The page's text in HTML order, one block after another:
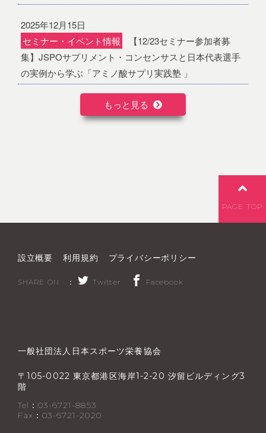
2025年12月15日
セミナー・イベント情報
【12/23セミナー参加者募
集】JSPOサプリメント・コンセンサスと日本代表選手
の実例から学ぶ「アミノ酸サプリ実践塾 」
もっと見る
PAGE TOP
設立概要 利用規約 プライバシーポリシー
SHARE ON ： Twitter Facebook
一般社団法人日本スポーツ栄養協会
〒 105-0022 東京都港区海岸1-2-20 汐留ビルディング3
階
Tel：03-6721-8853
Fax：03-6721-2020